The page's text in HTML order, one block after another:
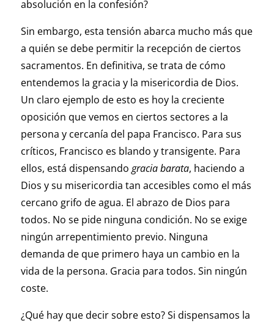
absolución en la confesión?
Sin embargo, esta tensión abarca mucho más que
a quién se debe permitir la recepción de ciertos
sacramentos. En definitiva, se trata de cómo
entendemos la gracia y la misericordia de Dios.
Un claro ejemplo de esto es hoy la creciente
oposición que vemos en ciertos sectores a la
persona y cercanía del papa Francisco. Para sus
críticos, Francisco es blando y transigente. Para
ellos, está dispensando gracia barata, haciendo a
Dios y su misericordia tan accesibles como el más
cercano grifo de agua. El abrazo de Dios para
todos. No se pide ninguna condición. No se exige
ningún arrepentimiento previo. Ninguna
demanda de que primero haya un cambio en la
vida de la persona. Gracia para todos. Sin ningún
coste.
¿Qué hay que decir sobre esto? Si dispensamos la